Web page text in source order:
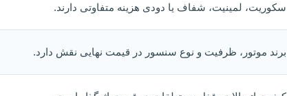
سکوریت، لمینیت، شفاف یا دودی هزینه متفاوتی دارند.
برند موتور، ظرفیت و نوع سنسور در قیمت نهایی نقش دارد.